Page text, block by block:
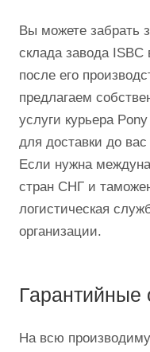
Вы можете забрать
склада завода ISBC
после его
предлагаем
услуги курьера
для доставки до
Если нужна
стран СНГ и
логистическая
организации.
Гарантийные
На всю